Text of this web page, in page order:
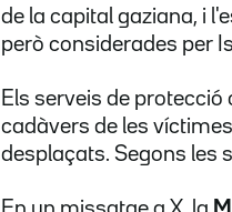
de la capital gaziana, i
però considerades per
Els serveis de
cadàvers de les
desplaçats. Segons les